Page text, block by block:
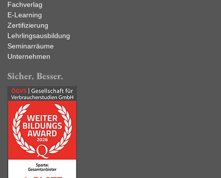
Fachverlag
E-Learning
Zertifizierung
Lehrlingsausbildung
Seminarräume
Unternehmen
Sicher. Besser.